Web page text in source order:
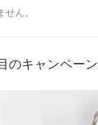
ん。
のキャンペーン